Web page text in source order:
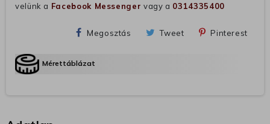
velünk a Facebook Messenger vagy a 0314335400
Megosztás Tweet Pinterest
Mérettáblázat